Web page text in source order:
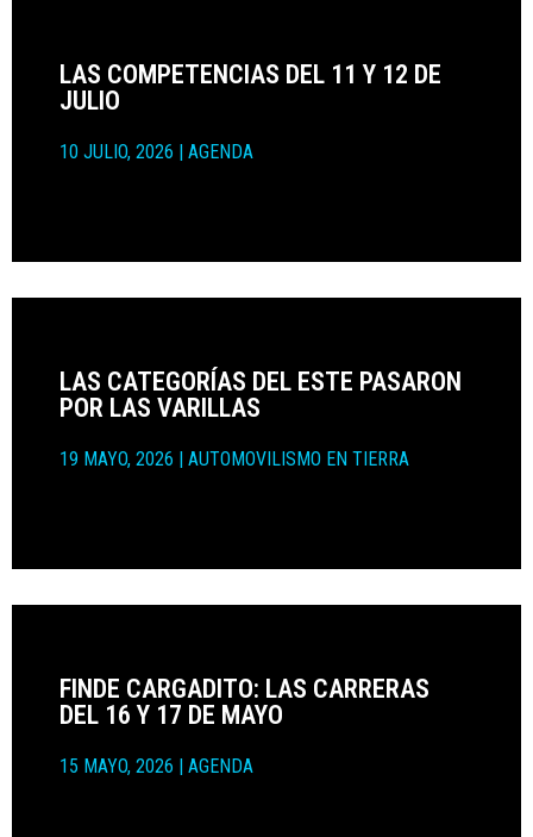
LAS COMPETENCIAS DEL 11 Y 12 DE
JULIO
10 JULIO, 2026 AGENDA
LAS CATEGORÍAS DEL ESTE PASARON
POR LAS VARILLAS
19 MAYO, 2026 AUTOMOVILISMO EN TIERRA
FINDE CARGADITO: LAS CARRERAS
DEL 16 Y 17 DE MAYO
15 MAYO, 2026 AGENDA